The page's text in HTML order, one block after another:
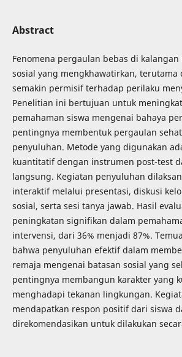
Abstract
Fenomena pergaulan bebas di
sosial yang mengkhawatirkan, terutama
semakin permisif terhadap perilaku
Penelitian ini bertujuan untuk
pemahaman siswa mengenai bahaya
pentingnya membentuk pergaulan
penyuluhan. Metode yang digunakan
kuantitatif dengan instrumen post-test
langsung. Kegiatan penyuluhan
interaktif melalui presentasi, diskusi
sosial, serta sesi tanya jawab. Hasil
peningkatan signifikan dalam
intervensi, dari 36% menjadi 87%.
bahwa penyuluhan efektif dalam
remaja mengenai batasan sosial yang
pentingnya membangun karakter yang
menghadapi tekanan lingkungan.
mendapatkan respon positif dari siswa
direkomendasikan untuk dilakukan